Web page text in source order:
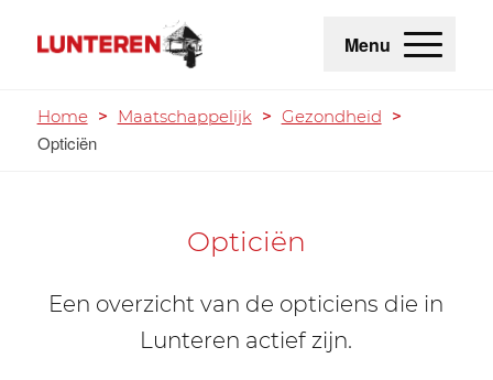
Menu
Home > Maatschappelijk > Gezondheid >
Opticiën
Opticiën
Een overzicht van de opticiens die in
Lunteren actief zijn.